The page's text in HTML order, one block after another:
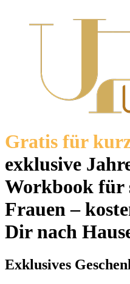
Gratis für
exklusive
Workbook für
Frauen –
Dir nach
Exklusives